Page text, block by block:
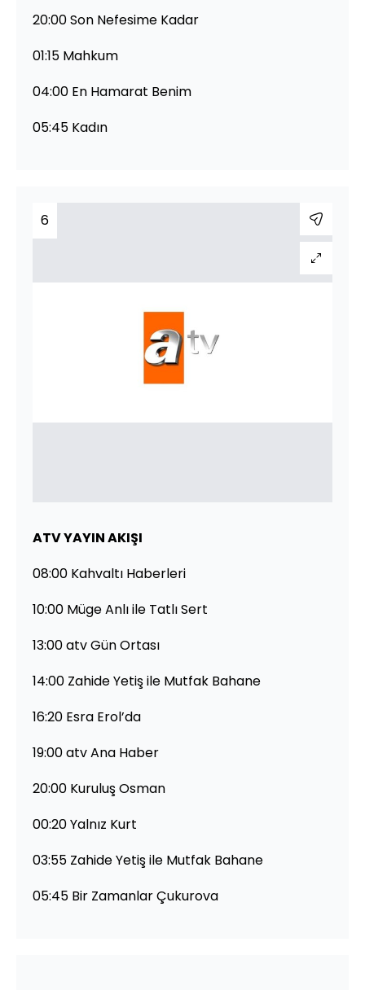
20:00 Son Nefesime Kadar
01:15 Mahkum
04:00 En Hamarat Benim
05:45 Kadın
6
ATV YAYIN AKIŞI
08:00 Kahvaltı Haberleri
10:00 Müge Anlı ile Tatlı Sert
13:00 atv Gün Ortası
14:00 Zahide Yetiş ile Mutfak Bahane
16:20 Esra Erol’da
19:00 atv Ana Haber
20:00 Kuruluş Osman
00:20 Yalnız Kurt
03:55 Zahide Yetiş ile Mutfak Bahane
05:45 Bir Zamanlar Çukurova